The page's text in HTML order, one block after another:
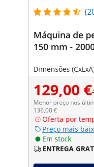
Máquina de
150 mm -
Dimensões
129,00 €
Menor preço nos
136,00 €
Oferta por
Preço mais
Em stock
ENTREGA